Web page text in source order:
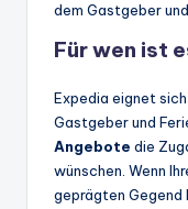
dem Gastgeber
Für wen ist
Expedia eignet
Gastgeber und
Angebote die
wünschen. Wenn
geprägten Gegend